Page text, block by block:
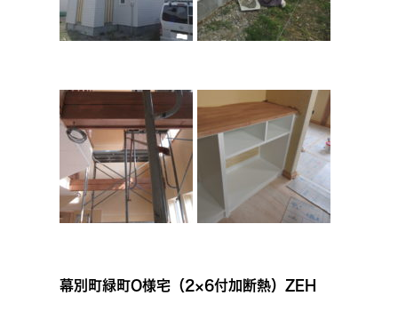
幕別町緑町O様宅（2×6付加断熱）ZEH